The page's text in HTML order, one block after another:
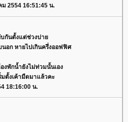
ม 2554 16:51:45 น.
บกันตั้งแต่ช่วงบ่า
นอก หายไปเกินครึ่งออฟฟิศ
งพักน้ำยังไม่ท่วมนั้นเอง
ตั้งเค้ามืดมาแล้วคะ
18:16:00 น.